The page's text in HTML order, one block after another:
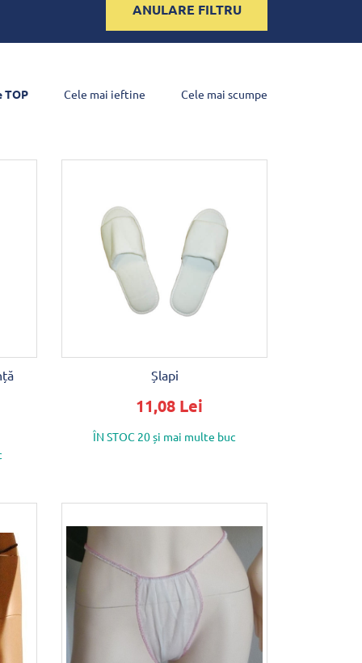
ANULARE FILTRU
TOP Cele mai ieftine Cele mai scumpe
Șlapi
11,08 Lei
ÎN STOC 20 și mai multe buc